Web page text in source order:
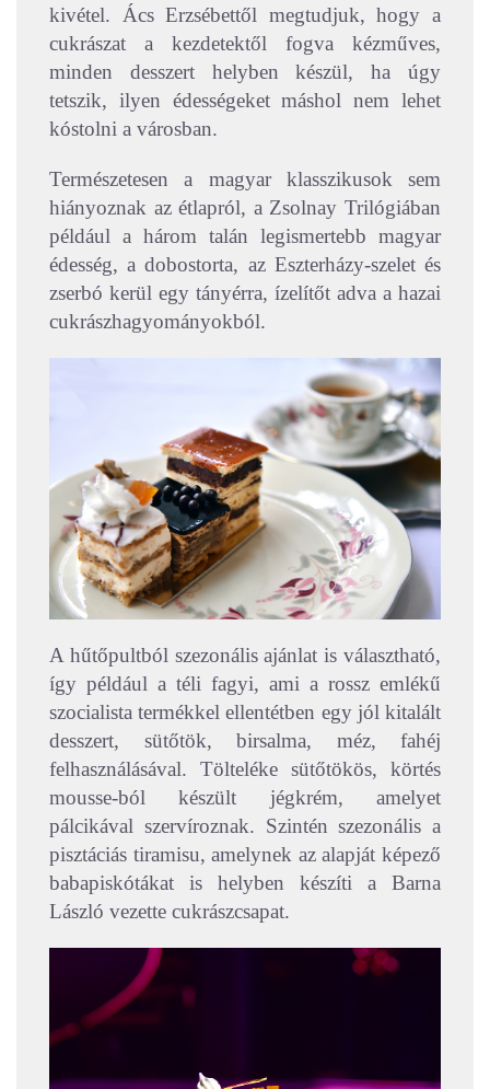
kivétel. Ács Erzsébettől megtudjuk, hogy a
cukrászat a kezdetektől fogva kézműves,
minden desszert helyben készül, ha úgy
tetszik, ilyen édességeket máshol nem lehet
kóstolni a városban.
Természetesen a magyar klasszikusok sem
hiányoznak az étlapról, a Zsolnay Trilógiában
például a három talán legismertebb magyar
édesség, a dobostorta, az Eszterházy-szelet és
zserbó kerül egy tányérra, ízelítőt adva a hazai
cukrászhagyományokból.
A hűtőpultból szezonális ajánlat is választható,
így például a téli fagyi, ami a rossz emlékű
szocialista termékkel ellentétben egy jól kitalált
desszert, sütőtök, birsalma, méz, fahéj
felhasználásával. Tölteléke sütőtökös, körtés
mousse-ból készült jégkrém, amelyet
pálcikával szervíroznak. Szintén szezonális a
pisztáciás tiramisu, amelynek az alapját képező
babapiskótákat is helyben készíti a Barna
László vezette cukrászcsapat.